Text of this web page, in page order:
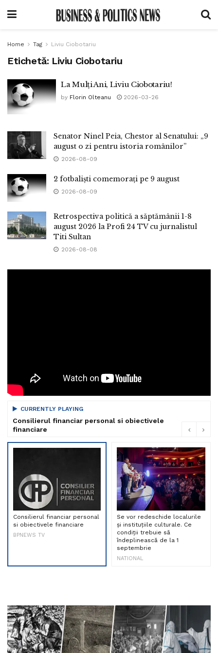
Home Tag Liviu Ciobotariu
Etichetă: Liviu Ciobotariu
La Mulți Ani, Liviu Ciobotariu!
by Florin Olteanu 2026-03-26
Senator Ninel Peia, Chestor al Senatului: „9
august o zi pentru istoria românilor”
2026-08-09
2 fotbaliști comemorați pe 9 august
2026-08-09
Retrospectiva politică a săptămânii 1-8
august 2026 la Profi 24 TV cu jurnalistul
Titi Sultan
2026-08-08
CURRENTLY PLAYING
Consilierul financiar personal si obiectivele
financiare
Consilierul financiar personal
si obiectivele financiare
BPNEWS TV
Se vor redeschide localurile
și instituțiile culturale. Ce
condiții trebuie să
îndeplinească de la 1
septembrie
NATIONAL